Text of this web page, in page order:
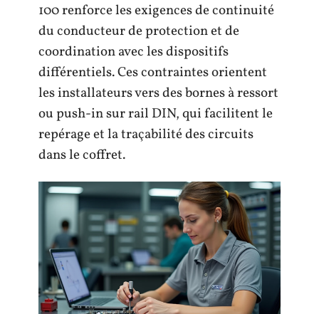
100 renforce les exigences de continuité
du conducteur de protection et de
coordination avec les dispositifs
différentiels. Ces contraintes orientent
les installateurs vers des bornes à ressort
ou push-in sur rail DIN, qui facilitent le
repérage et la traçabilité des circuits
dans le coffret.